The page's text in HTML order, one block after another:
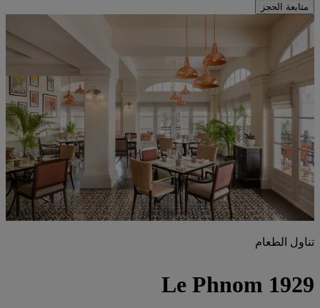
متابعة الحجز
تناول الطعام
Le Phnom 1929